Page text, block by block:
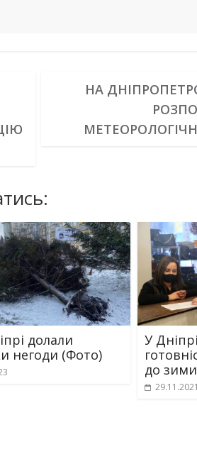
НА
долали
негоди (Фото)
У
до зими
29.11.2021